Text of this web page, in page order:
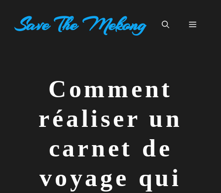
contenuSave The Mekong Menu
Comment
réaliser un
carnet de
voyage qui